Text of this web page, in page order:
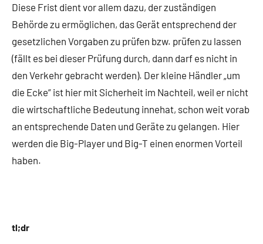
Diese Frist dient vor allem dazu, der zuständigen
Behörde zu ermöglichen, das Gerät entsprechend der
gesetzlichen Vorgaben zu prüfen bzw. prüfen zu lassen
(fällt es bei dieser Prüfung durch, dann darf es nicht in
den Verkehr gebracht werden). Der kleine Händler „um
die Ecke“ ist hier mit Sicherheit im Nachteil, weil er nicht
die wirtschaftliche Bedeutung innehat, schon weit vorab
an entsprechende Daten und Geräte zu gelangen. Hier
werden die Big-Player und Big-T einen enormen Vorteil
haben.
tl;dr